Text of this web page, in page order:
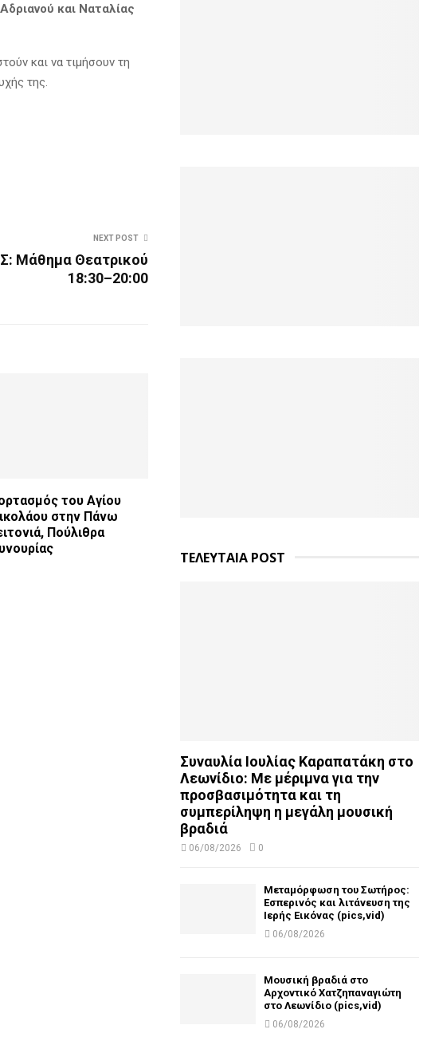
και Ναταλίας
και να τιμήσουν τη
της.
NEXT POST
Μάθημα Θεατρικού
18:30–20:00
του Αγίου
στην Πάνω
Πούλιθρα
ΤΕΛΕΥΤΑΙΑ POST
Συναυλία Ιουλίας Καραπατάκη στο
Λεωνίδιο: Με μέριμνα για την
προσβασιμότητα και τη
συμπερίληψη η μεγάλη μουσική
βραδιά
06/08/2026 0
Μεταμόρφωση του Σωτήρος:
Εσπερινός και λιτάνευση της
Ιερής Εικόνας (pics,vid)
06/08/2026
Μουσική βραδιά στο
Αρχοντικό Χατζηπαναγιώτη
στο Λεωνίδιο (pics,vid)
06/08/2026